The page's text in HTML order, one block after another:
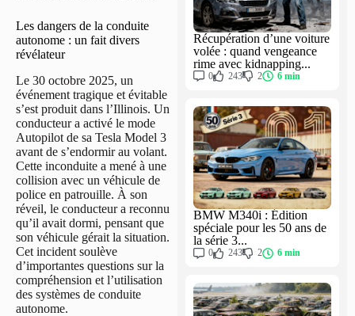
Les dangers de la conduite
autonome : un fait divers
révélateur
Le 30 octobre 2025, un
événement tragique et évitable
s’est produit dans l’Illinois. Un
conducteur a activé le mode
Autopilot de sa Tesla Model 3
avant de s’endormir au volant.
Cette inconduite a mené à une
collision avec un véhicule de
police en patrouille. À son
réveil, le conducteur a reconnu
qu’il avait dormi, pensant que
son véhicule gérait la situation.
Cet incident soulève
d’importantes questions sur la
compréhension et l’utilisation
des systèmes de conduite
autonome.
Récupération d’une voiture
volée : quand vengeance
rime avec kidnapping...
0 243 2 6 min
BMW M340i : Édition
spéciale pour les 50 ans de
la série 3...
0 243 2 6 min